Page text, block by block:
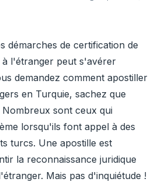
démarches de certification de
à l'étranger peut s'avérer
demandez comment apostiller
en Turquie, sachez que
sont ceux qui
lorsqu'ils font appel à des
turcs. Une apostille est
la reconnaissance juridique
Mais pas d'inquiétude !